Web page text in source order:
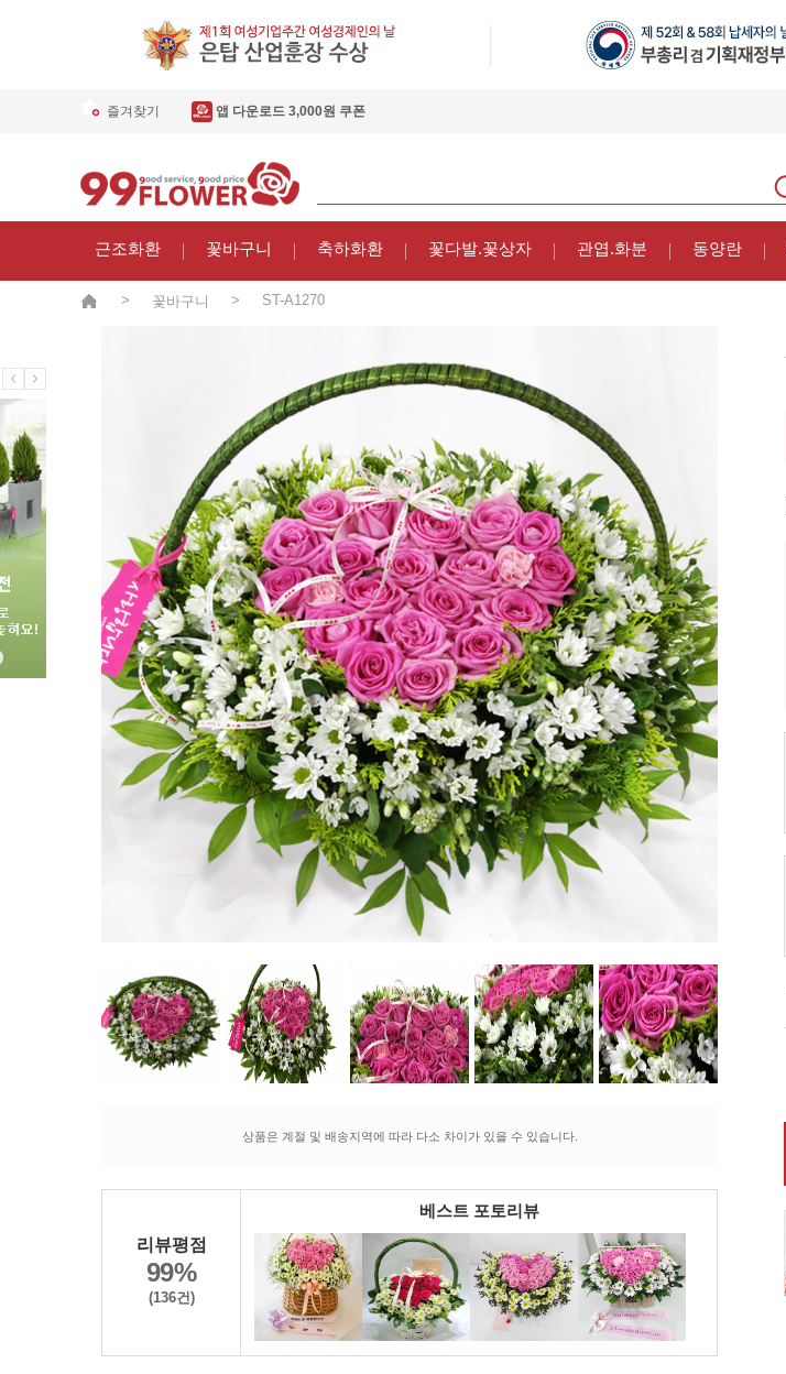
즐겨찾기 앱 다운로드 3,000원 쿠폰
근조화환 꽃바구니 축하화환 꽃다발.꽃상자 관엽.화분 동양란
> 꽃바구니 > ST-A1270
상품은 계절 및 배송지역에 따라 다소 차이가 있을 수 있습니다.
리뷰평점
99%
(136건)
베스트 포토리뷰